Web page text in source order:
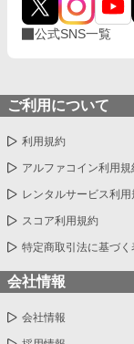
公式SNS一覧
ご利用について
利用規約
アルファコイン利用規
レンタルサービス利用
スコア利用規約
特定商取引法に基づく
会社情報
会社情報